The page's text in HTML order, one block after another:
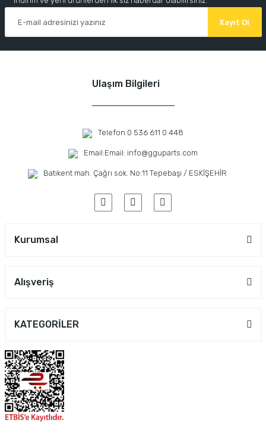
Kayıt Ol
Ulaşım Bilgileri
Telefon:0 536 611 0 448
Email:Email: info@gguparts.com
Batıkent mah. Çağrı sok. No:11 Tepebaşı / ESKİŞEHİR
Kurumsal
Alışveriş
KATEGORİLER